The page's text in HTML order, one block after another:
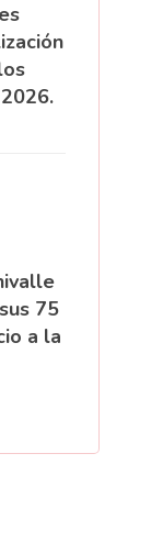
75
a la